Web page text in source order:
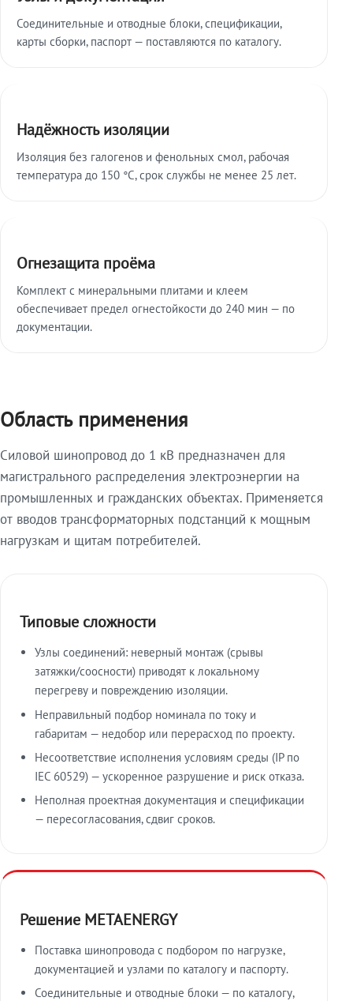
Соединительные и отводные блоки, спецификации,
карты сборки, паспорт — поставляются по каталогу.
Надёжность изоляции
Изоляция без галогенов и фенольных смол, рабочая
температура до 150 °C, срок службы не менее 25 лет.
Огнезащита проёма
Комплект с минеральными плитами и клеем
обеспечивает предел огнестойкости до 240 мин — по
документации.
Область применения
Силовой шинопровод до 1 кВ предназначен для
магистрального распределения электроэнергии на
промышленных и гражданских объектах. Применяется
от вводов трансформаторных подстанций к мощным
нагрузкам и щитам потребителей.
Типовые сложности
Узлы соединений: неверный монтаж (срывы
затяжки/соосности) приводят к локальному
перегреву и повреждению изоляции.
Неправильный подбор номинала по току и
габаритам — недобор или перерасход по проекту.
Несоответствие исполнения условиям среды (IP по
IEC 60529) — ускоренное разрушение и риск отказа.
Неполная проектная документация и спецификации
— пересогласования, сдвиг сроков.
Решение METAENERGY
Поставка шинопровода с подбором по нагрузке,
документацией и узлами по каталогу и паспорту.
Соединительные и отводные блоки — по каталогу,